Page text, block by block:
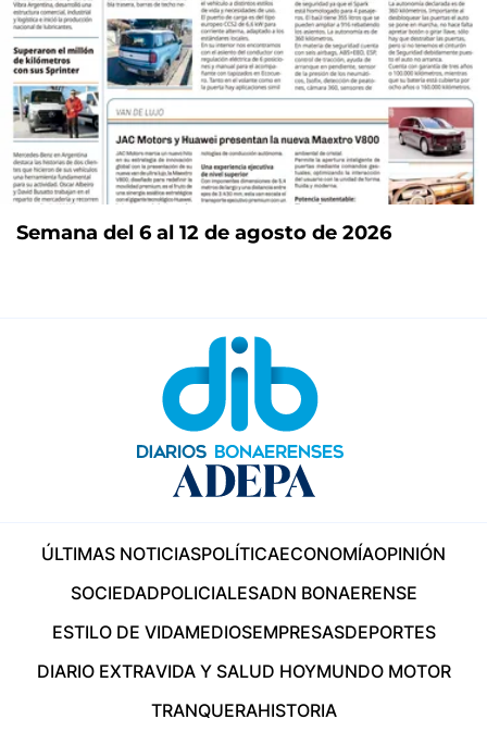
Semana del 6 al 12 de agosto de 2026
ÚLTIMAS NOTICIASPOLÍTICAECONOMÍAOPINIÓN
SOCIEDADPOLICIALESADN BONAERENSE
ESTILO DE VIDAMEDIOSEMPRESASDEPORTES
DIARIO EXTRAVIDA Y SALUD HOYMUNDO MOTOR
TRANQUERAHISTORIA